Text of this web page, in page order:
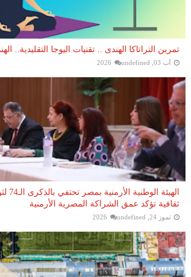
تمرين التراتاكا الهندى .. تقنيات اليوجا التقليدية..
آب 03, 2026 undefined
ثقافية تؤكد عمق الشراكة المصرية الأرمنية
تموز 24, 2026 undefined